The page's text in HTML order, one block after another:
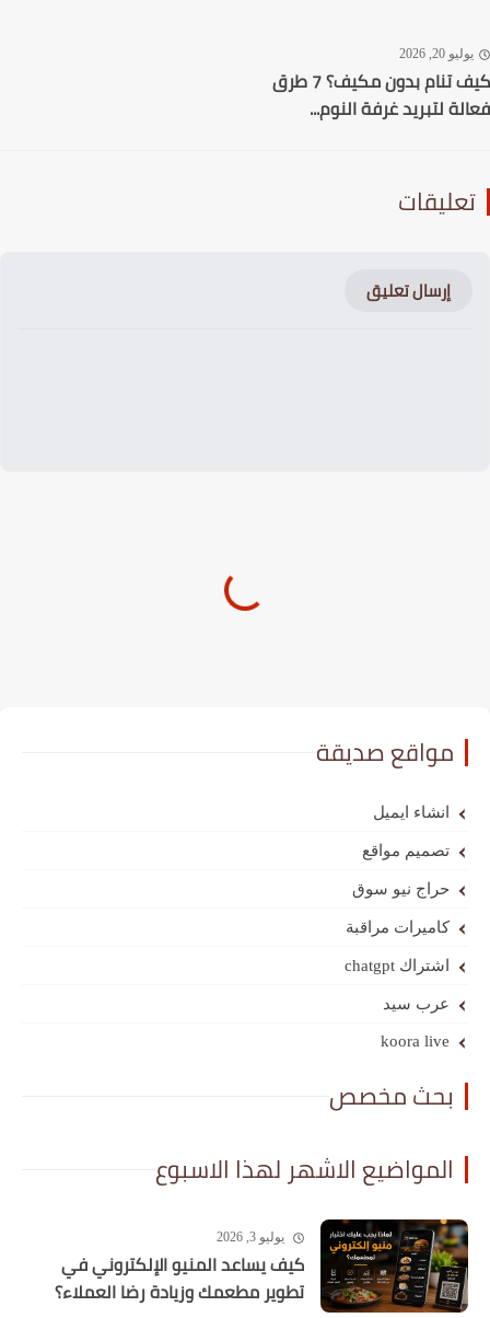
20, 2026
كيف تنام بدون مكيف؟ 7 طرق
لتبريد غرفة النوم...
إرسال تعليق
مواقع صديقة
انشاء ايميل
تصميم مواقع
حراج نيو سوق
كاميرات مراقبة
اشتراك chatgpt
عرب سيد
koora live
بحث مخصص
المواضيع الاشهر لهذا الاسبوع
يوليو 3, 2026
كيف يساعد المنيو الإلكتروني في
تطوير مطعمك وزيادة رضا العملاء؟